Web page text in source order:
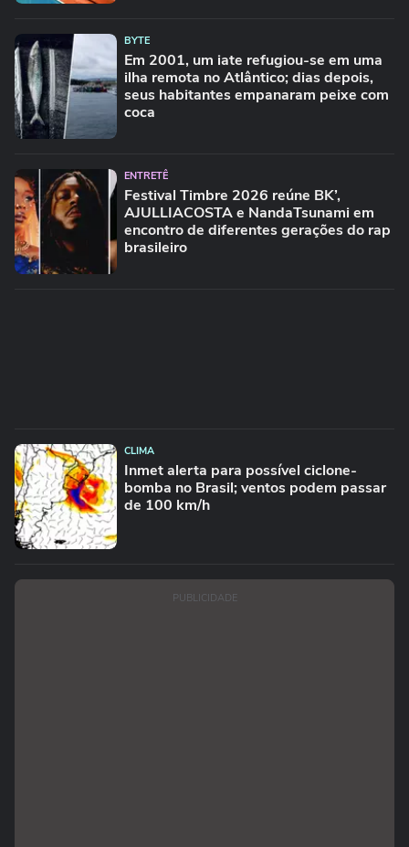
BYTE
Em 2001, um iate refugiou-se em uma
ilha remota no Atlântico; dias depois,
seus habitantes empanaram peixe com
coca
ENTRETÊ
Festival Timbre 2026 reúne BK’,
AJULLIACOSTA e NandaTsunami em
encontro de diferentes gerações do rap
brasileiro
CLIMA
Inmet alerta para possível ciclone-
bomba no Brasil; ventos podem passar
de 100 km/h
PUBLICIDADE